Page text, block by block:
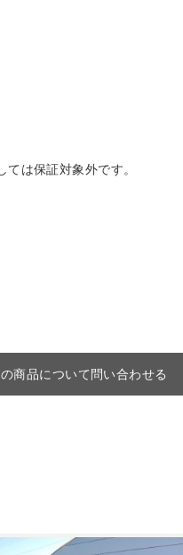
は保証対象外です。
の商品について問い合わせる